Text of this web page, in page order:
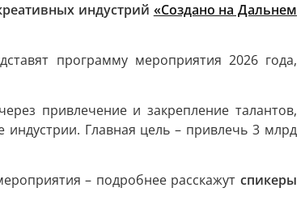
индустрий «Создано на Дальнем
программу мероприятия 2026 года,
привлечение и закрепление талантов,
Главная цель – привлечь 3 млрд
– подробнее расскажут спикеры